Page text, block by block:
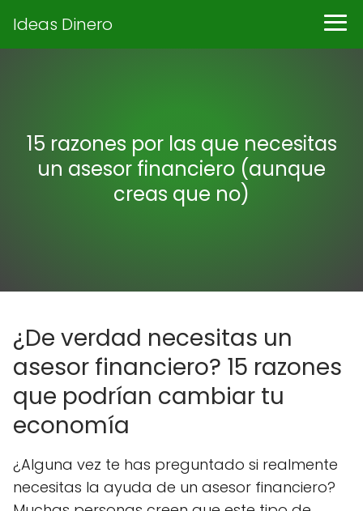
Ideas Dinero
15 razones por las que necesitas
un asesor financiero (aunque
creas que no)
¿De verdad necesitas un
asesor financiero? 15 razones
que podrían cambiar tu
economía
¿Alguna vez te has preguntado si realmente
necesitas la ayuda de un asesor financiero?